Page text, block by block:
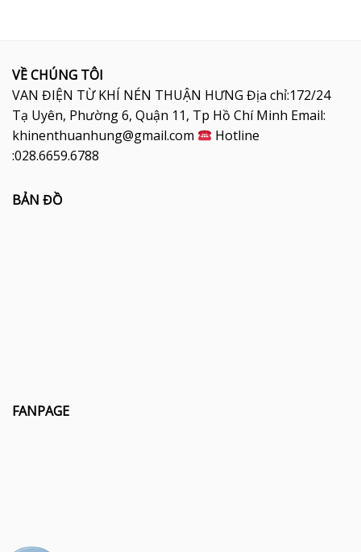
VỀ CHÚNG TÔI
VAN ĐIỆN TỪ KHÍ NÉN THUẬN HƯNG Địa chỉ:172/24
Tạ Uyên, Phường 6, Quận 11, Tp Hồ Chí Minh Email:
khinenthuanhung@gmail.com
Hotline
:028.6659.6788
BẢN ĐỒ
FANPAGE